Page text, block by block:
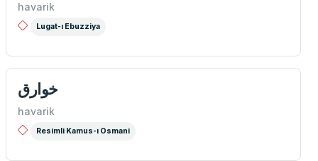
havarik
Lugat-ı Ebuzziya
خوارق
havarik
Resimli Kamus-ı Osmani